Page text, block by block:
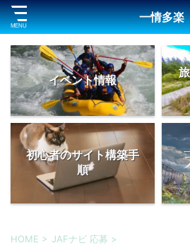
一情多楽
イベント情報
初心者のサイト構築手
順
HOME > JAFナビ 応募 >